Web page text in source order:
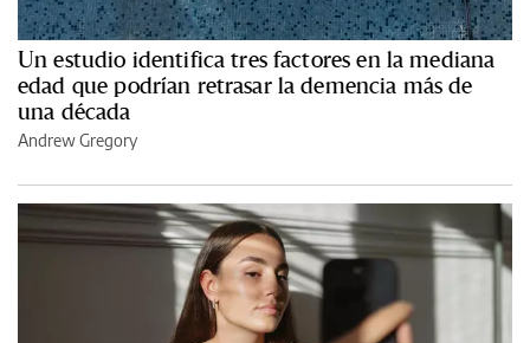
Un estudio identifica tres factores en la mediana
edad que podrían retrasar la demencia más de
una década
Andrew Gregory